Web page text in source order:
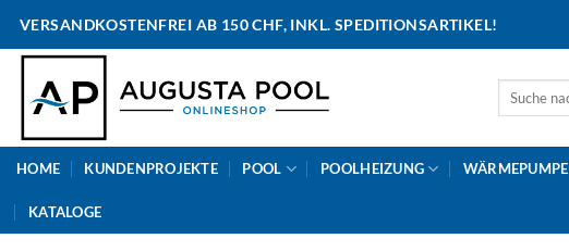
VERSANDKOSTENFREI AB 150 CHF, INKL. SPEDITIONSARTIKEL!
Suche
HOME KUNDENPROJEKTE POOL POOLHEIZUNG WÄRMEPUMPE
KATALOGE